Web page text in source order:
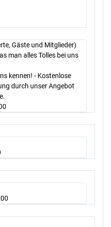
Gäste und Mitglieder)
man alles Tolles bei uns
kennen! - Kostenlose
durch unser Angebot